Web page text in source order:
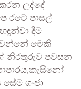
ලද්දේ
රටේ පාසල්
දීම
මෙකී
නිරතුරුව පවසන
ගංජා